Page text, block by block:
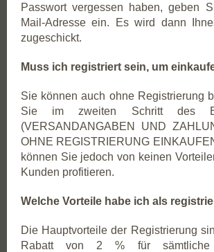
Passwort vergessen haben, geben
Mail-Adresse ein. Es wird dann
zugeschickt.
Muss ich registriert sein, um
Sie können auch ohne Registrierung
Sie im zweiten Schritt des
(VERSANDANGABEN UND
OHNE REGISTRIERUNG
können Sie jedoch von keinen
Kunden profitieren.
Welche Vorteile habe ich als
Die Hauptvorteile der Registrierung
Rabatt von 2 % für sämtliche